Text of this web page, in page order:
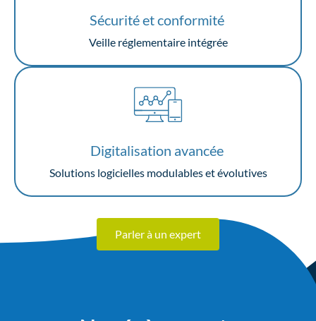
Sécurité et conformité
Veille réglementaire intégrée
Digitalisation avancée
Solutions logicielles modulables et évolutives
Parler à un expert